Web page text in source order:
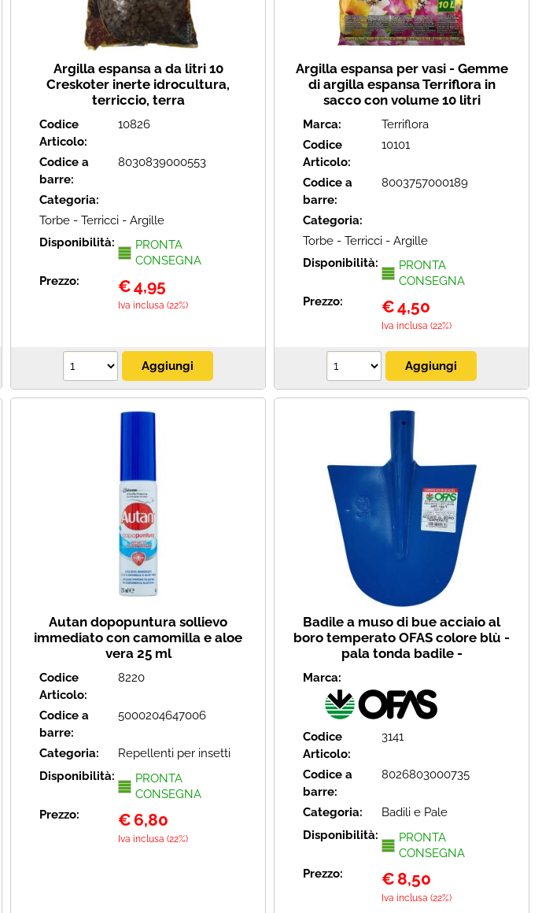
Argilla espansa a da litri 10
Creskoter inerte idrocultura,
terriccio, terra
Codice
Articolo:
10826
Codice a
barre:
8030839000553
Categoria:
Torbe - Terricci - Argille
Disponibilità:
PRONTA
CONSEGNA
Prezzo:
€4,95
Iva inclusa (22%)
Argilla espansa per vasi - Gemme
di argilla espansa Terriflora in
sacco con volume 10 litri
Marca:
Terriflora
Codice
Articolo:
10101
Codice a
barre:
8003757000189
Categoria:
Torbe - Terricci - Argille
Disponibilità:
PRONTA
CONSEGNA
Prezzo:
€4,50
Iva inclusa (22%)
Autan dopopuntura sollievo
immediato con camomilla e aloe
vera 25 ml
Codice
Articolo:
8220
Codice a
barre:
5000204647006
Categoria:
Repellenti per insetti
Disponibilità:
PRONTA
CONSEGNA
Prezzo:
€ 6,80
Iva inclusa (22%)
Badile a muso di bue acciaio al
boro temperato OFAS colore blù -
pala tonda badile -
Marca:
Codice
Articolo:
3141
Codice a
barre:
8026803000735
Categoria:
Badili e Pale
Disponibilità:
PRONTA
CONSEGNA
Prezzo:
€ 8,50
Iva inclusa (22%)